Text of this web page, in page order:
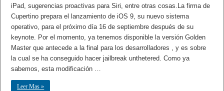
iPad, sugerencias proactivas para Siri, entre otras cosas.La firma de
Cupertino prepara el lanzamiento de iOS 9, su nuevo sistema
operativo, para el próximo día 16 de septiembre después de su
keynote. Por el momento, ya tenemos disponible la versión Golden
Master que antecede a la final para los desarrolladores , y es sobre
la cual se ha conseguido hacer jailbreak unthetered. Como ya
sabemos, esta modificación …
Leer Mas »